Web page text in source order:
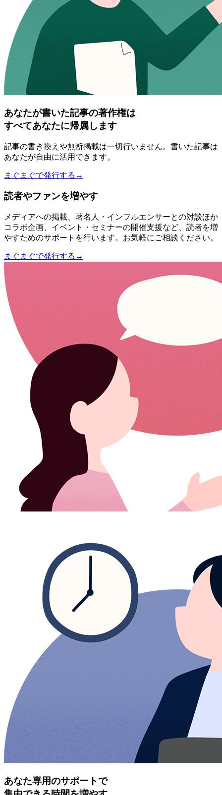
あなたが書いた記事の著作権は
すべてあなたに帰属します
記事の書き換えや無断掲載は一切行いません。書いた記事は
あなたが自由に活用できます。
まぐまぐで発行する→
読者やファンを増やす
メディアへの掲載、著名人・インフルエンサーとの対談ほか
コラボ企画、イベント・セミナーの開催支援など、読者を増
やすためのサポートを行います。お気軽にご相談ください。
まぐまぐで発行する→
あなた専用のサポートで